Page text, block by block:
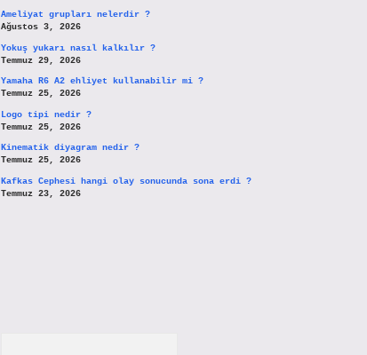
Ameliyat grupları nelerdir ?
Ağustos 3, 2026
Yokuş yukarı nasıl kalkılır ?
Temmuz 29, 2026
Yamaha R6 A2 ehliyet kullanabilir mi ?
Temmuz 25, 2026
Logo tipi nedir ?
Temmuz 25, 2026
Kinematik diyagram nedir ?
Temmuz 25, 2026
Kafkas Cephesi hangi olay sonucunda sona erdi ?
Temmuz 23, 2026